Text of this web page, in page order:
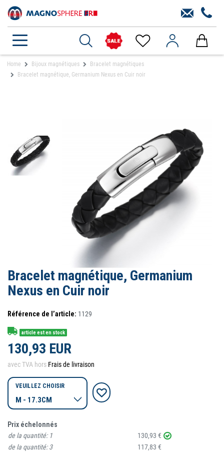
Home Bijoux magnétiques
Bracelet magnétiques
Bracelet magnétique, Germanium Nexus en Cuir noir
Bracelet magnétique, Germanium
Nexus en Cuir noir
Référence de l’article: 1129
article est en stock
130,93 EUR
avec TVA hors Frais de livraison
VEUILLEZ CHOISIR
Prix échelonnés
de la quantité: 1
130,93 €
de la quantité:3
117,83 €